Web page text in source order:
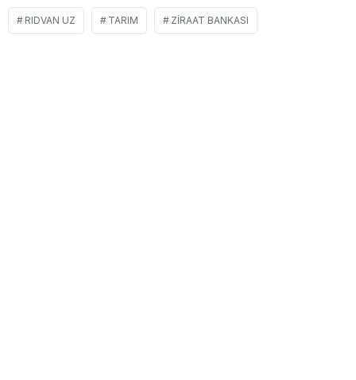
RIDVAN UZ TARIM ZIRAAT BANKASI